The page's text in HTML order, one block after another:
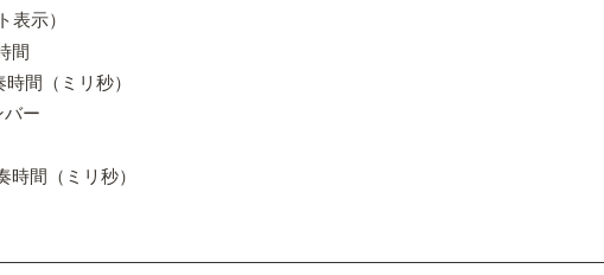
表示）
間
間（ミリ秒）
バー
間（ミリ秒）